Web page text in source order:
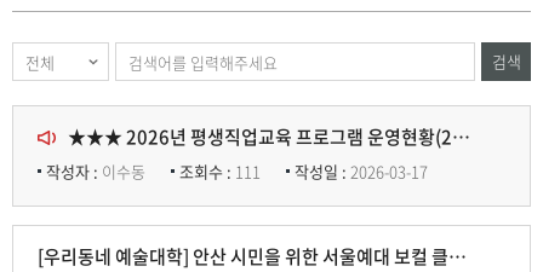
검색
★★★ 2026년 평생직업교육 프로그램 운영현황(26.4.13.기준)
작성자 : 이수동 조회수 : 111 작성일 : 2026-03-17
[우리동네 예술대학] 안산 시민을 위한 서울예대 보컬 클래스